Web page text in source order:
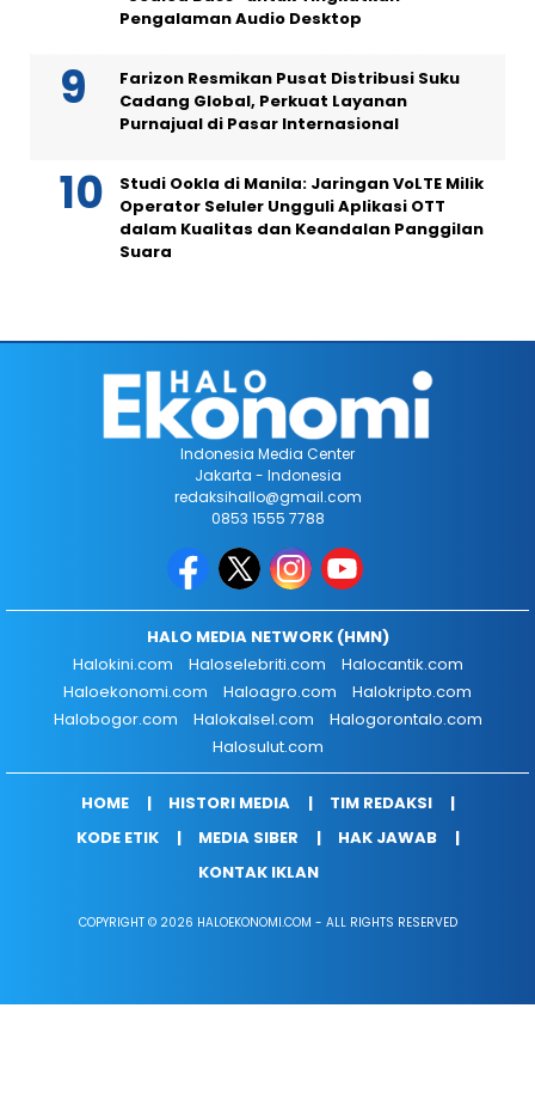
Pengalaman Audio Desktop
Farizon Resmikan Pusat Distribusi Suku
Cadang Global, Perkuat Layanan
Purnajual di Pasar Internasional
Studi Ookla di Manila: Jaringan VoLTE Milik
Operator Seluler Ungguli Aplikasi OTT
dalam Kualitas dan Keandalan Panggilan
Suara
Indonesia Media Center
Jakarta - Indonesia
redaksihallo@gmail.com
0853 1555 7788
HALO MEDIA NETWORK (HMN)
Halokini.com
Haloselebriti.com
Halocantik.com
Haloekonomi.com
Haloagro.com
Halokripto.com
Halobogor.com
Halokalsel.com
Halogorontalo.com
Halosulut.com
HOME HISTORI MEDIA
TIM REDAKSI
KODE ETIK
MEDIA SIBER
HAK JAWAB
KONTAK IKLAN
COPYRIGHT © 2026 HALOEKONOMI.COM - ALL RIGHTS RESERVED